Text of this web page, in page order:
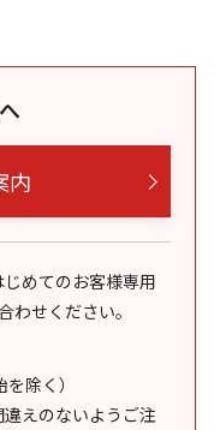
内
めてのお客様専用
わせください。
除く）
えのないようご注